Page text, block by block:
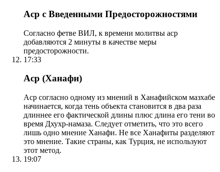
Аср с Введенными Предосторожностями
Согласно фетве ВИЛ, к времени молитвы аср
добавляются 2 минуты в качестве меры
предосторожности.
17:33
Аср (Ханафи)
Аср согласно одному из мнений в Ханафийском мазхабе
начинается, когда тень объекта становится в два раза
длиннее его фактической длины плюс длина его тени во
время Дхухр-намаза. Следует отметить, что это всего
лишь одно мнение Ханафи. Не все Ханафиты разделяют
это мнение. Такие страны, как Турция, не используют
этот метод.
19:07